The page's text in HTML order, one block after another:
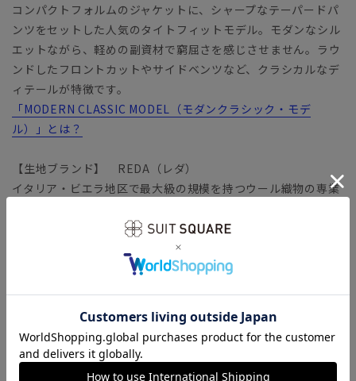
コンパクトフォルムのジャケットに、シャープなテーパードパ
ンツをセットした人気のタイトフィットモデル。モダンなシル
エットながら、軽めの副資材で窮屈さを感じさせません。ラウ
ンドしたフロントカットやサイドベンツなど、クラシカルなデ
ィテールが特徴です。
「MODERN CLASSIC MODEL（モダンクラシック・モデ
ル）」とは？
【生地ブランド】 REDA（レダ）
イタリア・ビエラ地区で最大級の規模を持つウール織物の専業
レクションを得意としています。
ロイカとのコラボレーションで実現したREDA渾身のライン
「REDA FLEXO（レダ フレクソ）」。微生物の働きによって
トレッチ性を両立させています。高級原毛であるSUPER110's
ウールを使用し、イタリア生地らしい風合いと色合いに仕上げ
ました。